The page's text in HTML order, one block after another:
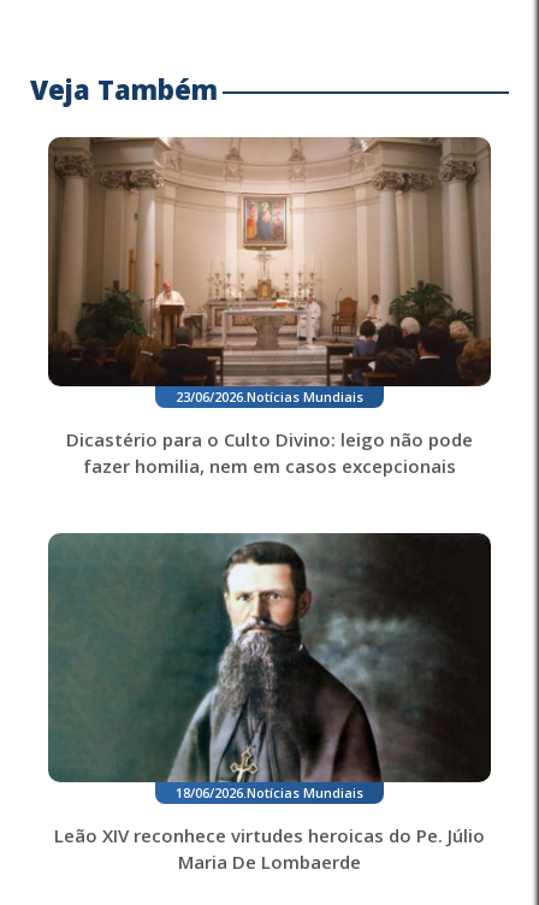
Veja Também
23/06/2026 Notícias Mundiais
Dicastério para o Culto Divino: leigo não pode
fazer homilia, nem em casos excepcionais
18/06/2026 Notícias Mundiais
Leão XIV reconhece virtudes heroicas do Pe. Júlio
Maria De Lombaerde